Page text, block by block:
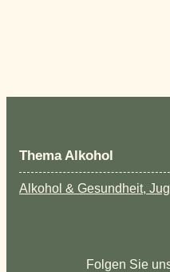
Thema Alkohol
Alkohol & Gesundheit,
Folgen Sie